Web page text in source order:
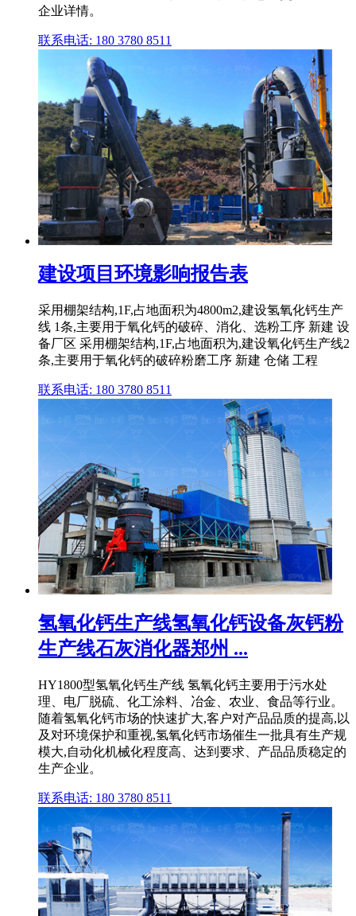
企业详情。
联系电话: 180 3780 8511
建设项目环境影响报告表
采用棚架结构,1F,占地面积为4800m2,建设氢氧化钙生产
线 1条,主要用于氧化钙的破碎、消化、选粉工序 新建 设
备厂区 采用棚架结构,1F,占地面积为,建设氧化钙生产线2
条,主要用于氧化钙的破碎粉磨工序 新建 仓储 工程
联系电话: 180 3780 8511
氢氧化钙生产线氢氧化钙设备灰钙粉
生产线石灰消化器郑州 ...
HY1800型氢氧化钙生产线 氢氧化钙主要用于污水处
理、电厂脱硫、化工涂料、冶金、农业、食品等行业。
随着氢氧化钙市场的快速扩大,客户对产品品质的提高,以
及对环境保护和重视,氢氧化钙市场催生一批具有生产规
模大,自动化机械化程度高、达到要求、产品品质稳定的
生产企业。
联系电话: 180 3780 8511